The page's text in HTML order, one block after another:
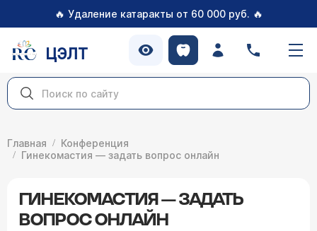
🔥 Удаление катаракты от 60 000 руб. 🔥
ЦЭЛТ
Главная
Конференция
Гинекомастия — задать вопрос онлайн
ГИНЕКОМАСТИЯ — ЗАДАТЬ
ВОПРОС ОНЛАЙН